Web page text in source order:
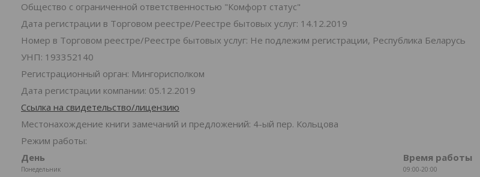
Общество с ограниченной ответственностью "Комфорт статус"
Дата регистрации в Торговом реестре/Реестре бытовых услуг: 14.12.2019
Номер в Торговом реестре/Реестре бытовых услуг: Не подлежим регистрации, Республика Беларусь
УНП: 193352140
Регистрационный орган: Мингорисполком
Дата регистрации компании: 05.12.2019
Ссылка на свидетельство/лицензию
Местонахождение книги замечаний и предложений: 4-ый пер. Кольцова
Режим работы:
День
Время работы
Понедельник 09:00-20:00